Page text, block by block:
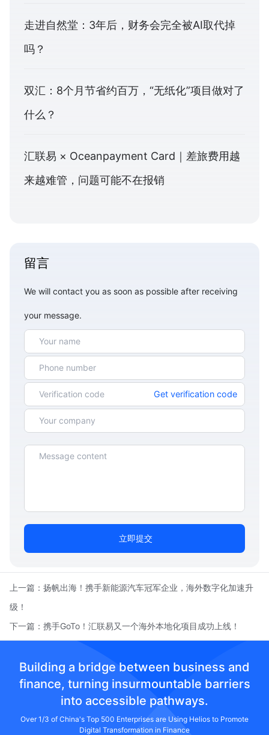
走进自然堂：3年后，财务会完全被AI取代掉
吗？
双汇：8个月节省约百万，“无纸化”项目做对了
什么？
汇联易 × Oceanpayment Card｜差旅费用越
来越难管，问题可能不在报销
留言
We will contact you as soon as possible after receiving
your message.
Get verification code
立即提交
上一篇： 扬帆出海！携手新能源汽车冠军企业，海外数字化加速升
级！
下一篇： 携手GoTo！汇联易又一个海外本地化项目成功上线！
Building a bridge between business and
finance, turning insurmountable barriers
into accessible pathways.
Over 1/3 of China's Top 500 Enterprises are Using Helios to Promote
Digital Transformation in Finance